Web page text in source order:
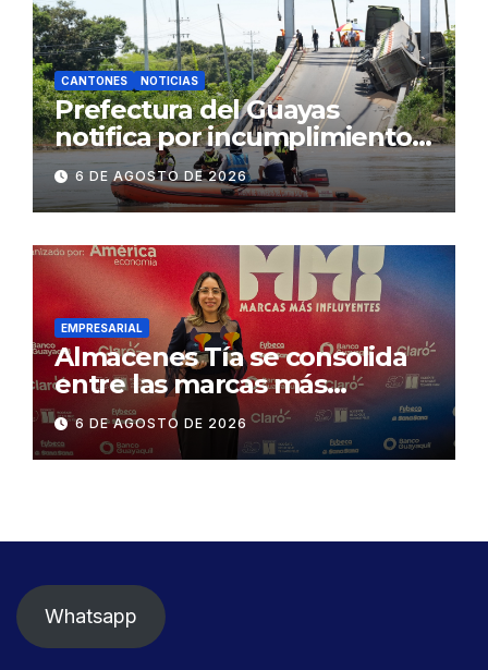
CANTONES NOTICIAS
Prefectura del Guayas
notifica por incumplimiento
contractual a la
Concesionaria CONORTE y
exige celeridad en
desmontaje del puente
Gonzalo Icaza Cornejo, en
Daule
6 DE AGOSTO DE 2026
EMPRESARIAL
Almacenes Tía se consolida
entre las marcas más
influyentes del Ecuador
6 DE AGOSTO DE 2026
Whatsapp